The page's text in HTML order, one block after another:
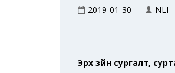
2019-01-30 NLI
Эрх зүйн сургалт,